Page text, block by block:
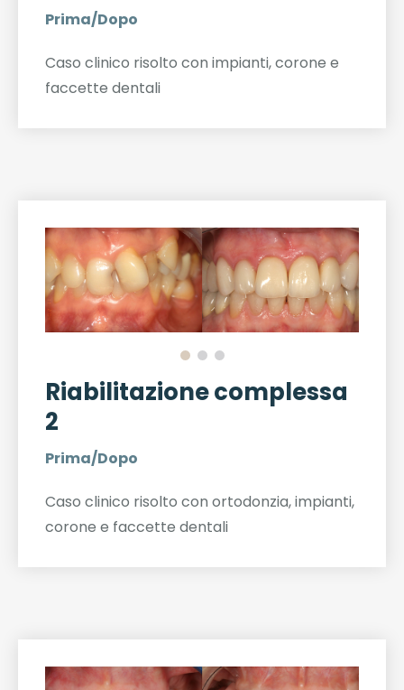
Prima/Dopo
Caso clinico risolto con impianti, corone e
faccette dentali
Riabilitazione complessa
2
Prima/Dopo
Caso clinico risolto con ortodonzia, impianti,
corone e faccette dentali